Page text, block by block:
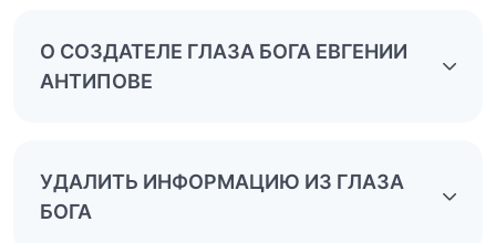
О СОЗДАТЕЛЕ ГЛАЗА БОГА ЕВГЕНИИ
АНТИПОВЕ
УДАЛИТЬ ИНФОРМАЦИЮ ИЗ ГЛАЗА
БОГА